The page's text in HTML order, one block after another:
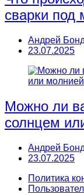
сварки под
Андрей
23.07.2025
Можно ли
солнцем
Андрей
23.07.2025
Политика